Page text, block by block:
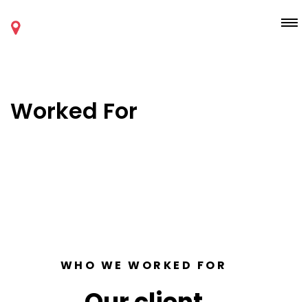
Worked For
WHO WE WORKED FOR